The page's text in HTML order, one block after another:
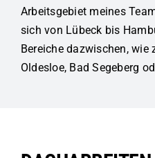
Arbeitsgebiet meines
sich von Lübeck bis
Bereiche dazwischen, wie
Oldesloe, Bad Segeberg